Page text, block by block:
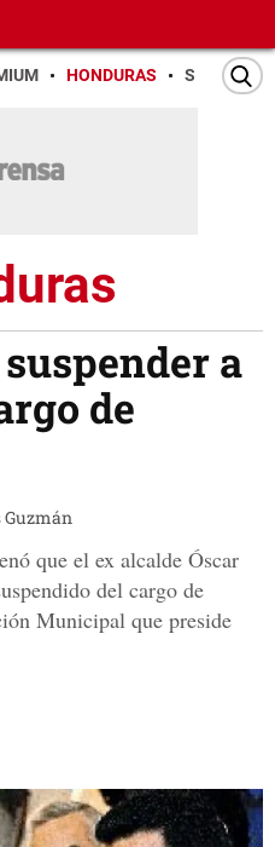
HONDURAS SAN PEDRO
a
de
Guzmán
que el ex alcalde Óscar
del cargo de
Municipal que preside